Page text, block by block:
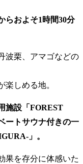
らおよそ1時間30分
波栗、アマゴなどの
しめる地。
施設「FOREST
ートサウナ付きの一
」。
果を存分に体感いた